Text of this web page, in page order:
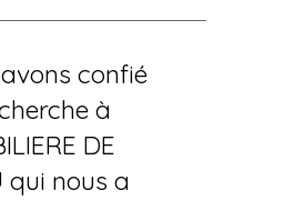
confié
à
DE
qui nous a